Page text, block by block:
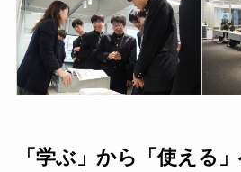
「学ぶ」から「使える